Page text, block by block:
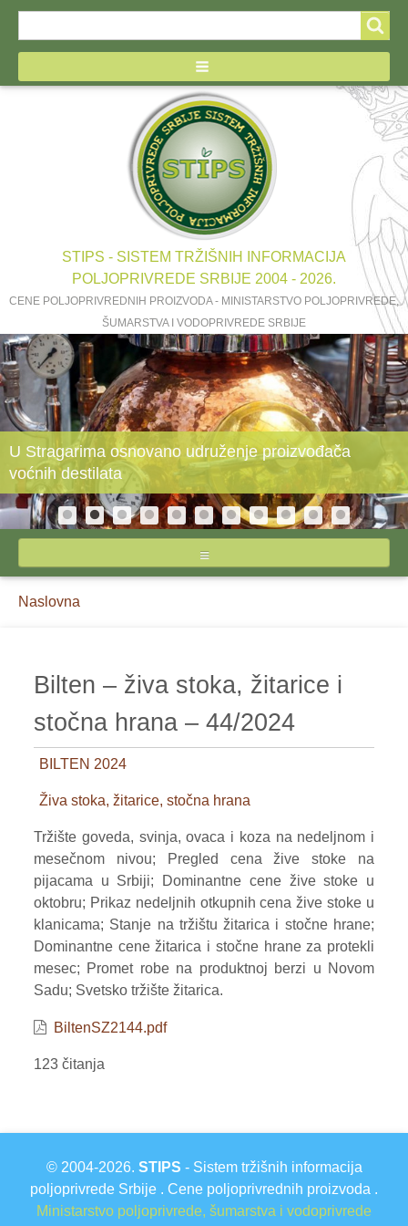
Search
form
STIPS - SISTEM TRŽIŠNIH INFORMACIJA
POLJOPRIVREDE SRBIJE 2004 - 2026.
CENE POLJOPRIVREDNIH PROIZVODA - MINISTARSTVO POLJOPRIVREDE,
ŠUMARSTVA I VODOPRIVREDE SRBIJE
U Stragarima osnovano udruženje proizvođača
voćnih destilata
NASLOVNA
INPUTI
JAJA I ŽIVINSKO MESO
VOĆE
ŽITARICE
ŽIVA STOKA
BILTENI
REPORTERI
Breadcrumbs
You
Naslovna
Bilten – živa stoka, žitarice i
stočna hrana – 44/2024
BILTEN 2024
Živa stoka, žitarice, stočna hrana
Tržište goveda, svinja, ovaca i koza na nedeljnom i
mesečnom nivou; Pregled cena žive stoke na
pijacama u Srbiji; Dominantne cene žive stoke u
oktobru; Prikaz nedeljnih otkupnih cena žive stoke u
klanicama; Stanje na tržištu žitarica i stočne hrane;
Dominantne cene žitarica i stočne hrane za protekli
mesec; Promet robe na produktnoj berzi u Novom
Sadu; Svetsko tržište žitarica.
BiltenSZ2144.pdf
123 čitanja
© 2004-2026. STIPS - Sistem tržišnih informacija
poljoprivrede Srbije . Cene poljoprivrednih proizvoda .
Ministarstvo poljoprivrede, šumarstva i vodoprivrede